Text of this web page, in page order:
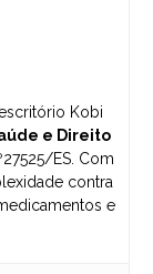
Kobi
e Direito
ES. Com
contra
e